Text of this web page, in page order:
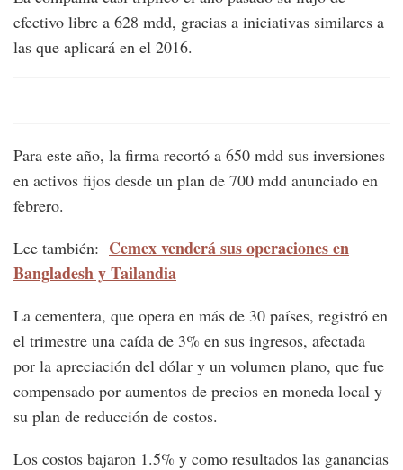
efectivo libre a 628 mdd, gracias a iniciativas similares a
las que aplicará en el 2016.
Para este año, la firma recortó a 650 mdd sus inversiones
en activos fijos desde un plan de 700 mdd anunciado en
febrero.
Lee también: Cemex venderá sus operaciones en
Bangladesh y Tailandia
La cementera, que opera en más de 30 países, registró en
el trimestre una caída de 3% en sus ingresos, afectada
por la apreciación del dólar y un volumen plano, que fue
compensado por aumentos de precios en moneda local y
su plan de reducción de costos.
Los costos bajaron 1.5% y como resultados las ganancias